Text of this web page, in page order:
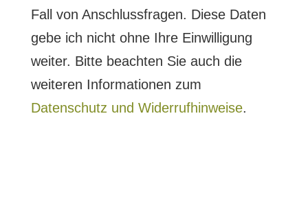
.
Fall von Anschlussfragen. Diese Daten
gebe ich nicht ohne Ihre Einwilligung
weiter. Bitte beachten Sie auch die
weiteren Informationen zum
Datenschutz und Widerrufhinweise.